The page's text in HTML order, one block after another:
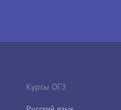
Курсы ОГЭ